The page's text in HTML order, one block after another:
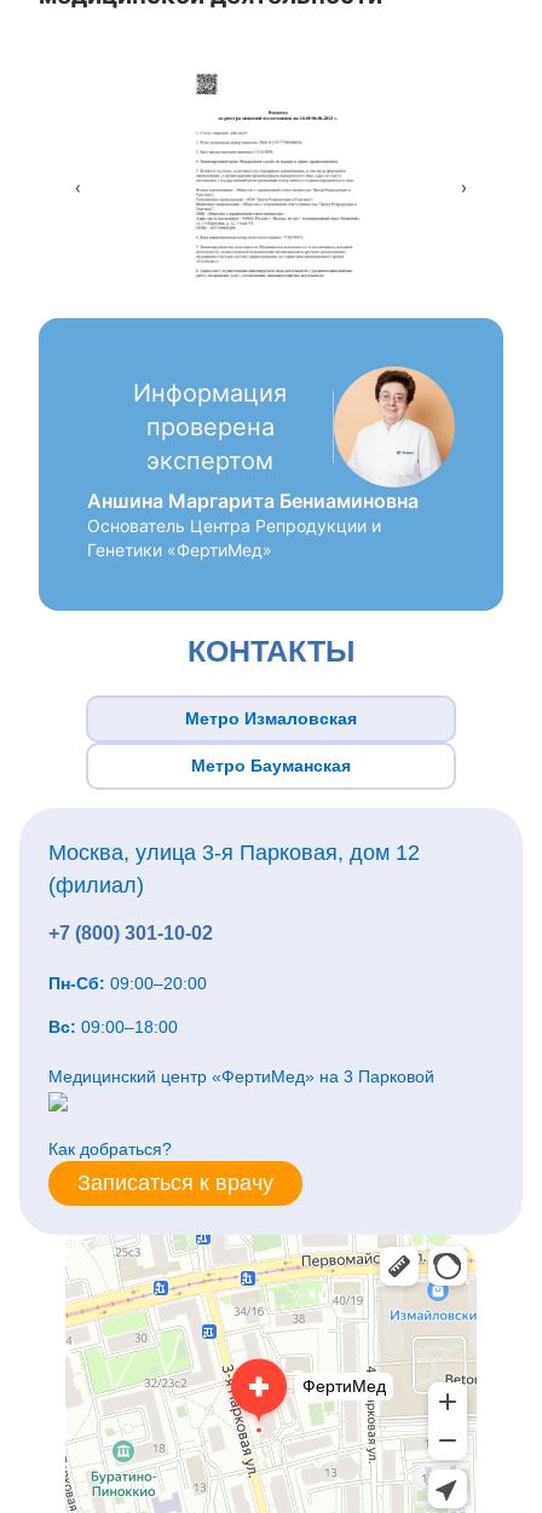
‹ ›
Информация
проверена
экспертом
Аншина Маргарита Бениаминовна
Основатель Центра Репродукции и
Генетики «ФертиМед»
КОНТАКТЫ
Метро Измаловская
Метро Бауманская
Москва, улица 3-я Парковая, дом 12
(филиал)
+7 (800) 301-10-02
Пн-Сб: 09:00–20:00
Вс: 09:00–18:00
Медицинский центр «ФертиМед» на 3 Парковой
Как добраться?
Записаться к врачу
ФертиМед
Медцентр, клиника в Москве
Женская консультация в Москве